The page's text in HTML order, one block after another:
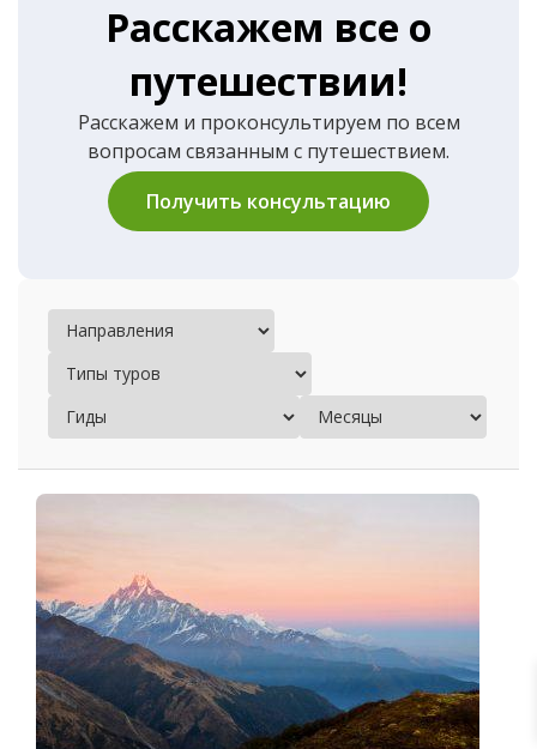
Расскажем все о
путешествии!
Расскажем и проконсультируем по всем
вопросам связанным с путешествием.
Получить консультацию